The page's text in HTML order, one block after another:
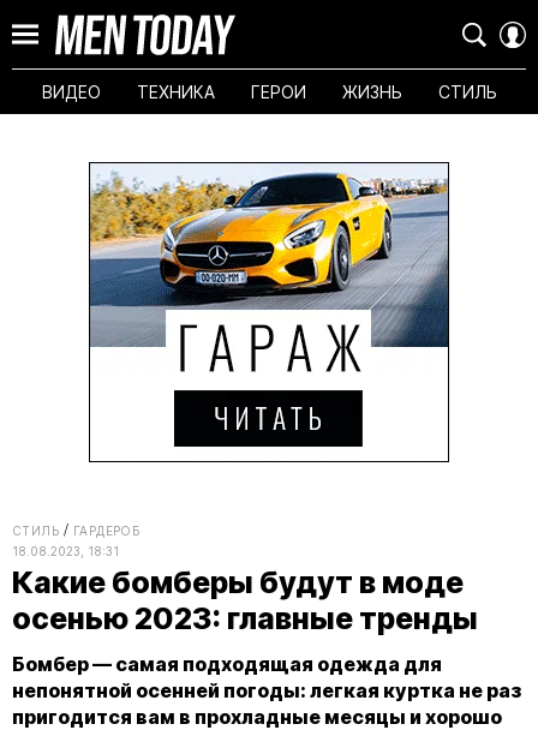
ВИДЕО ТЕХНИКА ГЕРОИ ЖИЗНЬ СТИЛЬ
СТИЛЬ
ГАРДЕРОБ
18.08.2023, 18:31
Какие бомберы будут в моде
осенью 2023: главные тренды
Бомбер — самая подходящая одежда для
непонятной осенней погоды: легкая куртка не раз
пригодится вам в прохладные месяцы и хорошо